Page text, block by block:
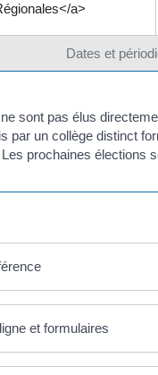
Dates et
a>
sont pas élus
par un collège distinct
prochaines élections
et formulaires